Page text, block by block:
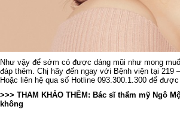
Như vậy để sớm có được dáng mũi như mong
đáp thêm. Chị hãy đến ngay với Bệnh viện tại 219
Hoặc liên hệ qua số Hotline 093.300.1.300 để
>>> THAM KHẢO THÊM: Bác sĩ thẩm mỹ Ngô
không